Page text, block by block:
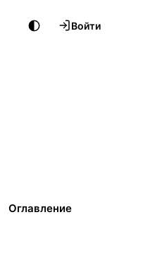
Войти
Оглавление